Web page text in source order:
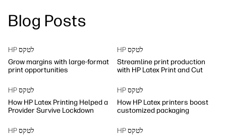
פתרונות זרימת עבודה
Blog Posts
HP לטקס
Grow margins with large-format
print opportunities
HP לטקס
Streamline print production
with HP Latex Print and Cut
HP לטקס
How HP Latex Printing Helped a
Provider Survive Lockdown
HP לטקס
How HP Latex printers boost
customized packaging
HP לטקס
HP לטקס